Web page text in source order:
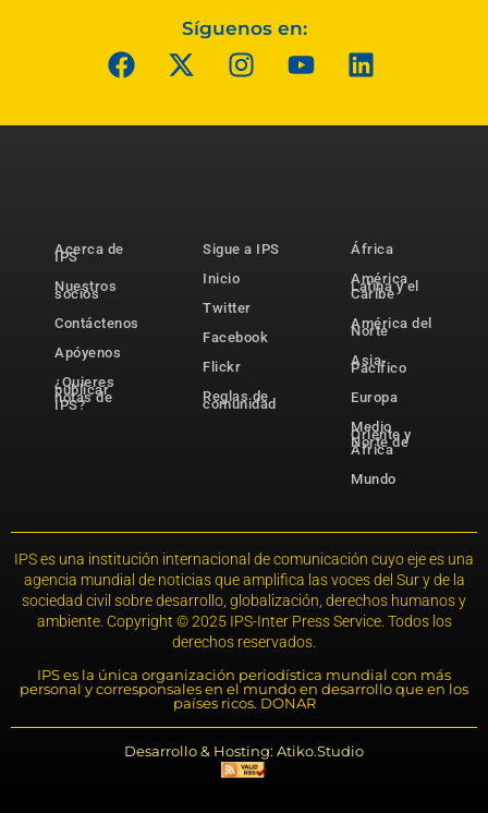
Síguenos en:
Acerca de
IPS
Nuestros
socios
Contáctenos
Apóyenos
¿Quieres
publicar
notas de
IPS?
Sigue a IPS
Inicio
Twitter
Facebook
Flickr
Reglas de
comunidad
África
América
Latina y el
Caribe
América del
Norte
Asia-
Pacífico
Europa
Medio
Oriente y
Norte de
África
Mundo
IPS es una institución internacional de comunicación cuyo eje es una
agencia mundial de noticias que amplifica las voces del Sur y de la
sociedad civil sobre desarrollo, globalización, derechos humanos y
ambiente. Copyright © 2025 IPS-Inter Press Service. Todos los
derechos reservados.
IPS es la única organización periodística mundial con más
personal y corresponsales en el mundo en desarrollo que en los
países ricos. DONAR
Desarrollo & Hosting: Atiko.Studio